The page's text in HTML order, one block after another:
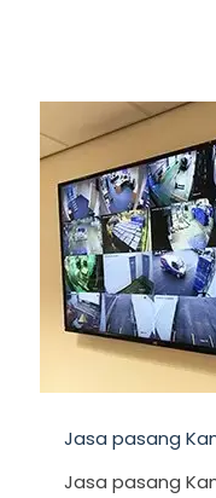
Jasa pasang
Jasa pasang